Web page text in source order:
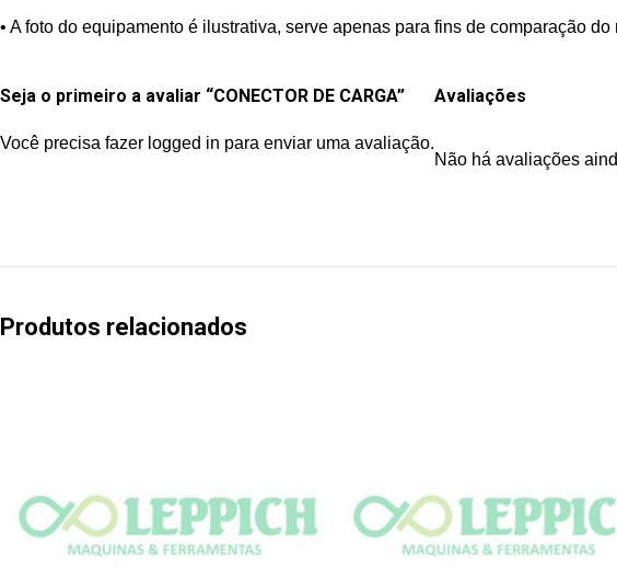
• A foto do equipamento é ilustrativa, serve apenas para fins de comparação
Avaliações
Não há avaliações
Seja o primeiro a avaliar “CONECTOR DE CARGA”
Você precisa fazer logged in para enviar uma avaliação.
Produtos relacionados